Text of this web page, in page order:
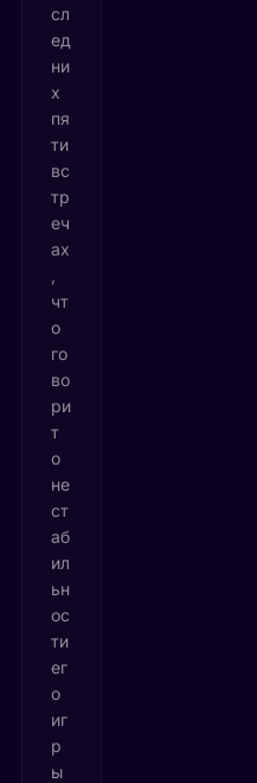
сл
ед
ни
х
пя
ти
вс
тр
еч
ах
чт
о
го
во
ри
т
о
не
ст
аб
ил
ьн
ос
ти
ег
о
иг
р
ы